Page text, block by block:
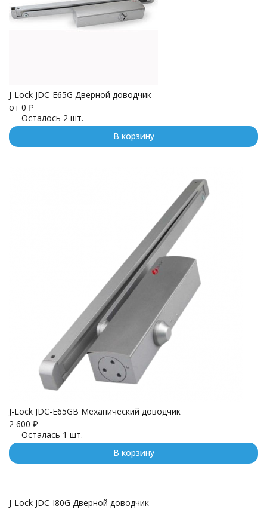
J-Lock JDC-E65G Дверной доводчик
от 0 ₽
Осталось 2 шт.
В корзину
J-Lock JDC-E65GB Механический доводчик
2 600 ₽
Осталась 1 шт.
В корзину
J-Lock JDC-I80G Дверной доводчик